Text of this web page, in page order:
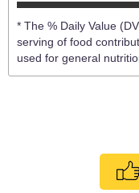
* The % Daily Value
serving of food
used for general